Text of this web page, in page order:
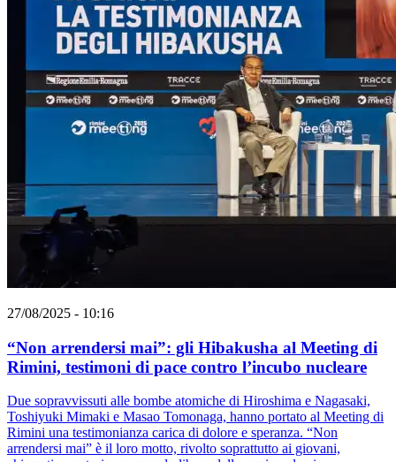
27/08/2025 - 10:16
“Non arrendersi mai”: gli Hibakusha al Meeting di
Rimini, testimoni di pace contro l’incubo nucleare
Due sopravvissuti alle bombe atomiche di Hiroshima e Nagasaki,
Toshiyuki Mimaki e Masao Tomonaga, hanno portato al Meeting di
Rimini una testimonianza carica di dolore e speranza. “Non
arrendersi mai” è il loro motto, rivolto soprattutto ai giovani,